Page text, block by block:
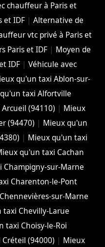
chauffeur à Paris et
et IDF |Alternative de
vtc privé à Paris et
Paris et IDF | Moyen de
IDF |Véhicule avec
qu'un taxi Ablon-sur-
taxi Alfortville
(94110) | Mieux
(94470) | Mieux qu'un
| Mieux qu'un taxi
qu'un taxi Cachan
Champigny-sur-Marne
Charenton-le-Pont
sur-Marne
taxi Chevilly-Larue
taxi Choisy-le-Roi
(94000) | Mieux